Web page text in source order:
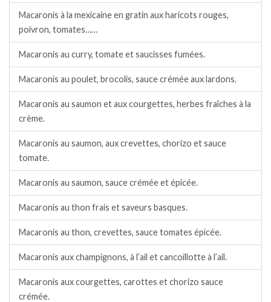
Macaronis à la mexicaine en gratin aux haricots rouges,
poivron, tomates……
Macaronis au curry, tomate et saucisses fumées.
Macaronis au poulet, brocolis, sauce crémée aux lardons.
Macaronis au saumon et aux courgettes, herbes fraîches à la
crème.
Macaronis au saumon, aux crevettes, chorizo et sauce
tomate.
Macaronis au saumon, sauce crémée et épicée.
Macaronis au thon frais et saveurs basques.
Macaronis au thon, crevettes, sauce tomates épicée.
Macaronis aux champignons, à l’ail et cancoillotte à l’ail.
Macaronis aux courgettes, carottes et chorizo sauce
crémée.